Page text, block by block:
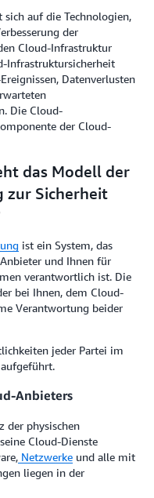
auf die Technologien,
der
Cloud-Infrastruktur
Infrastruktursicherheit
Datenverlusten
Die Cloud-
der Cloud-
das Modell der
Sicherheit
ist ein System, das
und Ihnen für
verantwortlich ist. Die
bei Ihnen, dem Cloud-
Verantwortung beider
jeder Partei im
Anbieters
der physischen
Cloud-Dienste
Netzwerke und alle mit
liegen in der